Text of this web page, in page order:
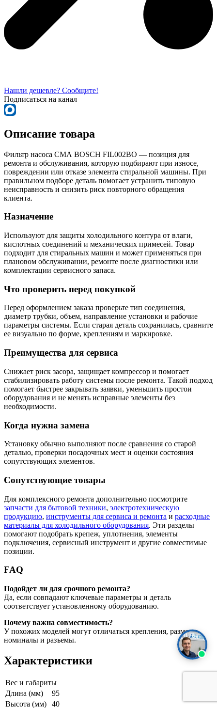
Нашли дешевле? Сообщите!
Подписаться на канал
Описание товара
Фильтр насоса СМА BOSCH FIL002BO — позиция для
ремонта и обслуживания, которую подбирают при износе,
повреждении или отказе элемента стиральной машины. При
правильном подборе деталь помогает устранить типовую
неисправность и снизить риск повторного обращения
клиента.
Назначение
Используют для защиты холодильного контура от влаги,
кислотных соединений и механических примесей. Товар
подходит для стиральных машин и может применяться при
плановом обслуживании, ремонте после диагностики или
комплектации сервисного запаса.
Что проверить перед покупкой
Перед оформлением заказа проверьте тип соединения,
диаметр трубки, объем, направление установки и рабочие
параметры системы. Если старая деталь сохранилась, сравните
ее визуально по форме, креплениям и маркировке.
Преимущества для сервиса
Снижает риск засора, защищает компрессор и помогает
стабилизировать работу системы после ремонта. Такой подход
помогает быстрее закрывать заявки, уменьшить простои
оборудования и не менять исправные элементы без
необходимости.
Когда нужна замена
Установку обычно выполняют после сравнения со старой
деталью, проверки посадочных мест и оценки состояния
сопутствующих элементов.
Сопутствующие товары
Для комплексного ремонта дополнительно посмотрите
запчасти для бытовой техники, электротехническую
продукцию, инструменты для сервиса и ремонта и расходные
материалы для холодильного оборудования. Эти разделы
помогают подобрать крепеж, уплотнения, элементы
подключения, сервисный инструмент и другие совместимые
позиции.
FAQ
Подойдет ли для срочного ремонта?
Да, если совпадают ключевые параметры и деталь
соответствует установленному оборудованию.
Почему важна совместимость?
У похожих моделей могут отличаться крепления, размеры,
номиналы и разъемы.
Характеристики
Вес и габариты
Длина (мм)
95
Высота (мм)
40